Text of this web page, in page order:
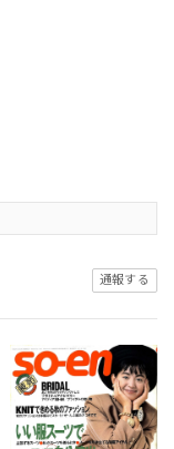
通報する